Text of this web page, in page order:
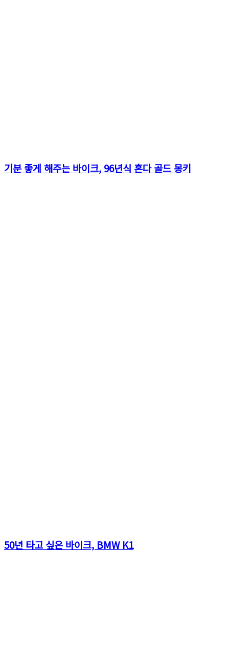
기분 좋게 해주는 바이크, 96년식 혼다 골드 몽키
50년 타고 싶은 바이크, BMW K1